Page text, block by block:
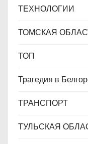
ТЕХНОЛОГИИ
ТОМСКАЯ
ТОП
Трагедия в
ТРАНСПОРТ
ТУЛЬСКАЯ